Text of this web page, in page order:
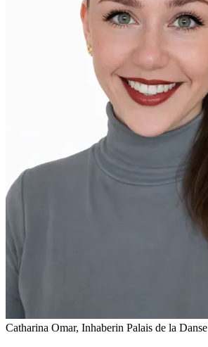
Catharina Omar, Inhaberin Palais de la Danse